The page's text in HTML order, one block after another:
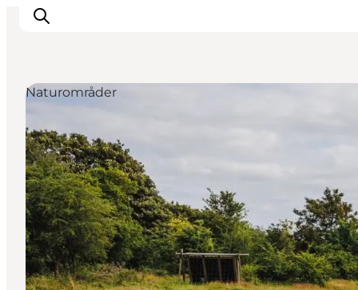
Inspirasjon
Reisemål
Aktiviteter
Overnatting
Planlegg reisen
Naturområder